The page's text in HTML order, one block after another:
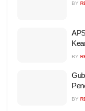
BY
BY
BY